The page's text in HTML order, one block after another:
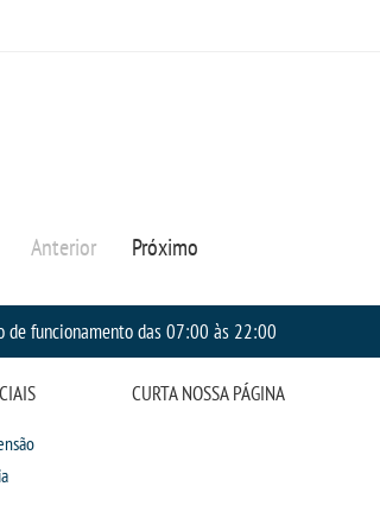
Anterior Próximo
de funcionamento das 07:00 às 22:00
CURTA NOSSA PÁGINA